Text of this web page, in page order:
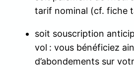
tarif nominal (cf. fiche
soit souscription
vol : vous bénéficiez
d’abondements sur